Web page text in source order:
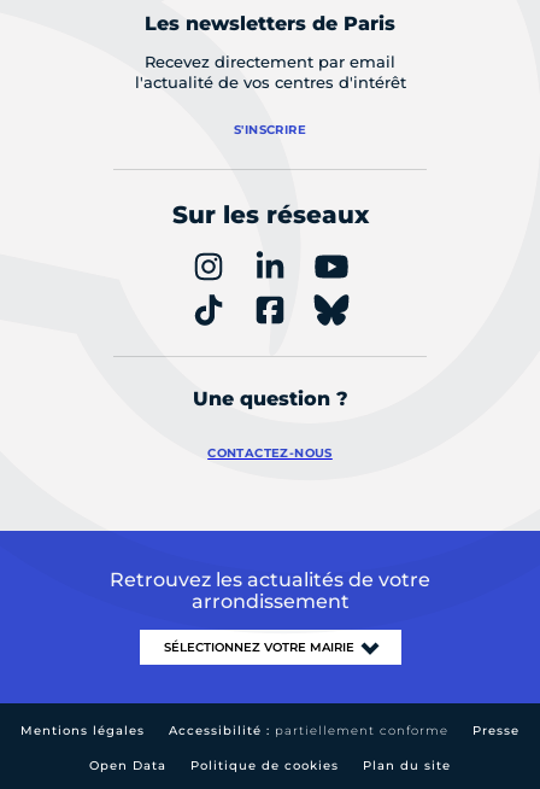
Les newsletters de Paris
Recevez directement par email
l'actualité de vos centres d'intérêt
S'INSCRIRE
Sur les réseaux
Une question ?
CONTACTEZ-NOUS
Retrouvez les actualités de votre
arrondissement
Mentions légales Accessibilité : partiellement conforme Presse
Open Data Politique de cookies Plan du site